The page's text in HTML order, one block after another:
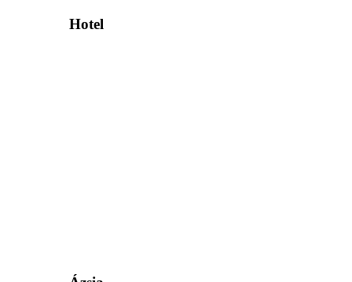
Hotel